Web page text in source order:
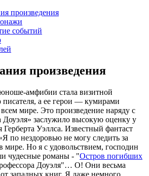
произведения
событий
произведения
амфибии стала визитной
писателя, а ее герои — кумирами
мире. Это произведение наряду с
Доуэля» заслужило высокую оценку у
Герберта Уэллса. Известный фантаст
по нездоровью не могу следить за
мире. Но я с удовольствием, господин
чудесные романы - "Остров погибших
Доуэля"… О! Они весьма
западных книг. Я даже немного